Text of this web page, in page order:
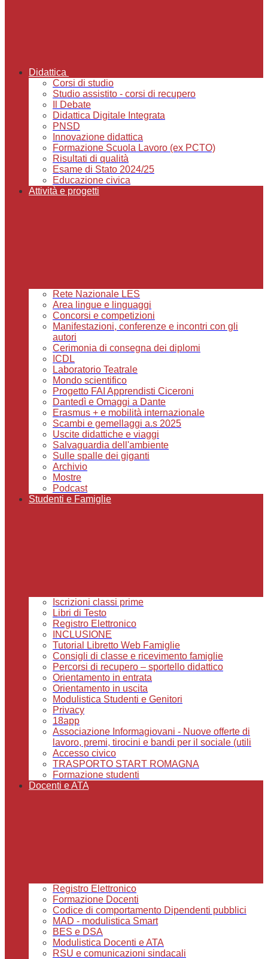
Didattica
Corsi di studio
Studio assistito - corsi di recupero
Il Debate
Didattica Digitale Integrata
PNSD
Innovazione didattica
Formazione Scuola Lavoro (ex PCTO)
Risultati di qualità
Esame di Stato 2024/25
Educazione civica
Attività e progetti
Rete Nazionale LES
Area lingue e linguaggi
Concorsi e competizioni
Manifestazioni, conferenze e incontri con gli
autori
Cerimonia di consegna dei diplomi
ICDL
Laboratorio Teatrale
Mondo scientifico
Progetto FAI Apprendisti Ciceroni
Dantedì e Omaggi a Dante
Erasmus + e mobilità internazionale
Scambi e gemellaggi a.s 2025
Uscite didattiche e viaggi
Salvaguardia dell'ambiente
Sulle spalle dei giganti
Archivio
Mostre
Podcast
Studenti e Famiglie
Iscrizioni classi prime
Libri di Testo
Registro Elettronico
INCLUSIONE
Tutorial Libretto Web Famiglie
Consigli di classe e ricevimento famiglie
Percorsi di recupero – sportello didattico
Orientamento in entrata
Orientamento in uscita
Modulistica Studenti e Genitori
Privacy
18app
Associazione Informagiovani - Nuove offerte di
lavoro, premi, tirocini e bandi per il sociale (utili
Accesso civico
TRASPORTO START ROMAGNA
Formazione studenti
Docenti e ATA
Registro Elettronico
Formazione Docenti
Codice di comportamento Dipendenti pubblici
MAD - modulistica Smart
BES e DSA
Modulistica Docenti e ATA
RSU e comunicazioni sindacali